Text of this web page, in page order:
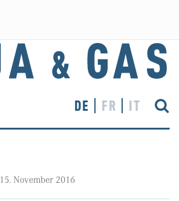
DE FR IT
15. November 2016